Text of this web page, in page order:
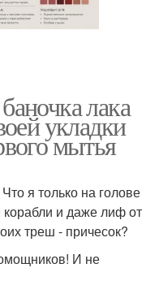
лака
укладки
мытья
я только на голове
корабли и даже лиф от
треш - причесок?
И не